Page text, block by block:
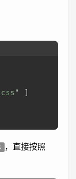
，直接按照